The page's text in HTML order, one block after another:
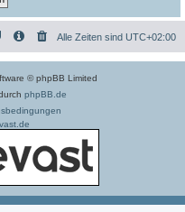
Alle Zeiten sind UTC+02:00
© phpBB Limited
phpBB.de